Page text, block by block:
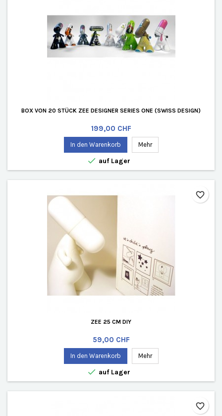
BOX VON 20 STÜCK ZEE DESIGNER SERIES ONE (SWISS DESIGN)
Preis
199,00 CHF
In den Warenkorb Mehr
 auf Lager
ZEE 25 CM DIY
Preis
59,00 CHF
In den Warenkorb Mehr
 auf Lager
favorite_border
favorite_border